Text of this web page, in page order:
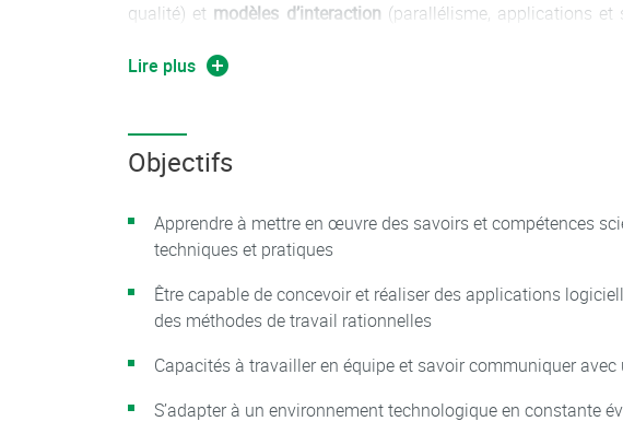
qualité) et modèles d’interaction (parallélisme, applications et
Le master Informatique comporte un
Lire plus
Objectifs
Apprendre à mettre en œuvre des savoirs et compétences
techniques et pratiques
Être capable de concevoir et réaliser des applications
des méthodes de travail rationnelles
Capacités à travailler en équipe et savoir communiquer avec
S’adapter à un environnement technologique en constante